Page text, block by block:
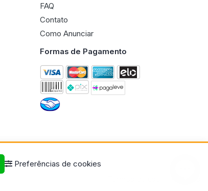
Preferências de cookies
FAQ
Contato
Como Anunciar
Formas de Pagamento